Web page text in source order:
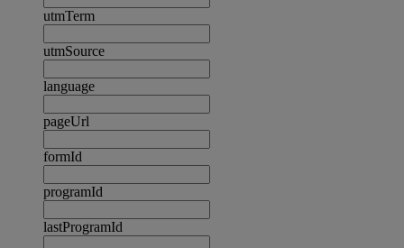
utmTerm
utmSource
language
pageUrl
formId
programId
lastProgramId